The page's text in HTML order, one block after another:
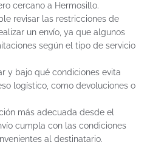
cercano a Hermosillo.
revisar las restricciones de
un envío, ya que algunos
según el tipo de servicio
y bajo qué condiciones evita
logístico, como devoluciones o
más adecuada desde el
cumpla con las condiciones
al destinatario.